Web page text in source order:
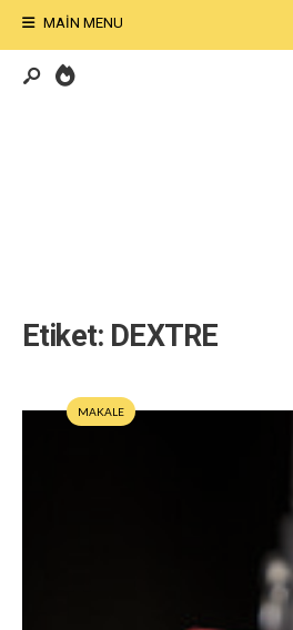
MAIN MENU
Etiket: DEXTRE
MAKALE